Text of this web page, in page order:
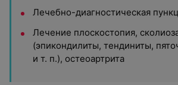
Лечебно-диагностическая
Лечение плоскостопия,
(эпикондилиты, тендиниты,
и т. п.), остеоартрита